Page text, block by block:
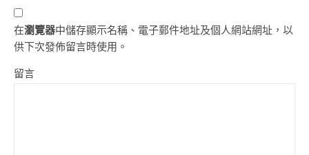
在瀏覽器中儲存顯示名稱、電子郵件地址及個人網站網址，以
供下次發佈留言時使用。
留言